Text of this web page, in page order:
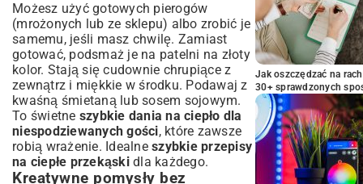
Możesz użyć gotowych pierogów
(mrożonych lub ze sklepu) albo zrobić je
samemu, jeśli masz chwilę. Zamiast
gotować, podsmaż je na patelni na złoty
kolor. Stają się cudownie chrupiące z
zewnątrz i miękkie w środku. Podawaj z
kwaśną śmietaną lub sosem sojowym.
To świetne szybkie dania na ciepło dla
niespodziewanych gości, które zawsze
robią wrażenie. Idealne szybkie przepisy
na ciepłe przekąskidla każdego.
Kreatywne pomysły bez
Jak oszczędzać na
30+ sprawdzonych